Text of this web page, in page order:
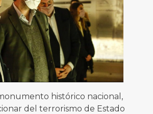
histórico nacional,
del terrorismo de Estado